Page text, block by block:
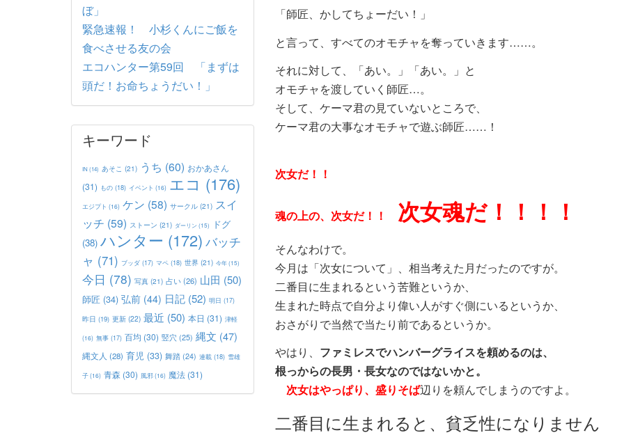
「師匠、かしてちょーだい！」
と言って、すべてのオモチャを奪っていきます……。
それに対して、「あい。」「あい。」と
オモチャを渡していく師匠…。
そして、ケーマ君の見ていないところで、
ケーマ君の大事なオモチャで遊ぶ師匠……！
次女だ！！
魂の上の、次女だ！！ 次女魂だ！！！！
そんなわけで。
今月は「次女について」、相当考えた月だったのですが。
二番目に生まれるという苦難というか、
生まれた時点で自分より偉い人がすぐ側にいるというか、
おさがりで当然で当たり前であるというか。
やはり、 ファミレスでハンバーグライスを頼めるのは、
根っからの長男・長女なのではないかと。
次女はやっぱり、盛りそば辺りを頼んでしまうのですよ。
二番目に生まれると、貧乏性になりません
ぼ」
緊急速報！ 小杉くんにご飯を
食べさせる友の会
エコハンター第59回 「まずは
頭だ！お命ちょうだい！」
キーワード
IN(14) あそこ (21) うち (60) おかあさん
(31) もの (18) イベント (16) エコ (176)
エジプト (16) ケン (58) サークル (21) スイ
ッチ (59) ストーン (21) ダーリン(15)
ドグ
(38) ハンター (172) バッチ
ャ (71) ブッダ (17) マペ (18) 世界 (21) 今年(15)
今日 (78) 写真 (21) 占い(26) 山田 (50)
師匠 (34) 弘前 (44) 日記 (52) 明日 (17)
昨日 (19) 更新 (22) 最近 (50) 本日 (31) 津軽
(16) 無事 (17) 百均 (30) 竪穴 (25) 縄文 (47)
縄文人 (28) 育児 (33) 舞踏 (24) 連載 (18) 雪雄
子(16) 青森 (30) 風邪(16) 魔法 (31)